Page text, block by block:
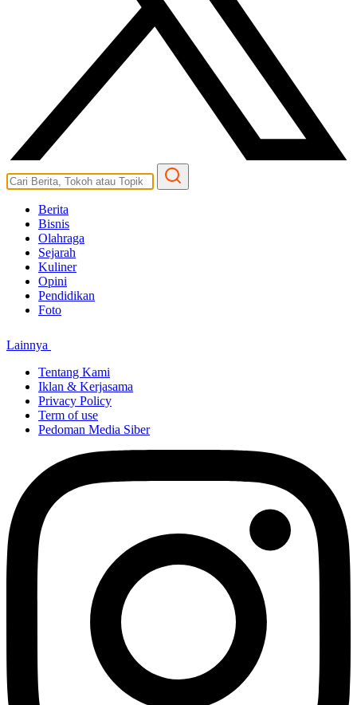
Berita
Bisnis
Olahraga
Sejarah
Kuliner
Opini
Pendidikan
Foto
Lainnya
Tentang Kami
Iklan & Kerjasama
Privacy Policy
Term of use
Pedoman Media Siber